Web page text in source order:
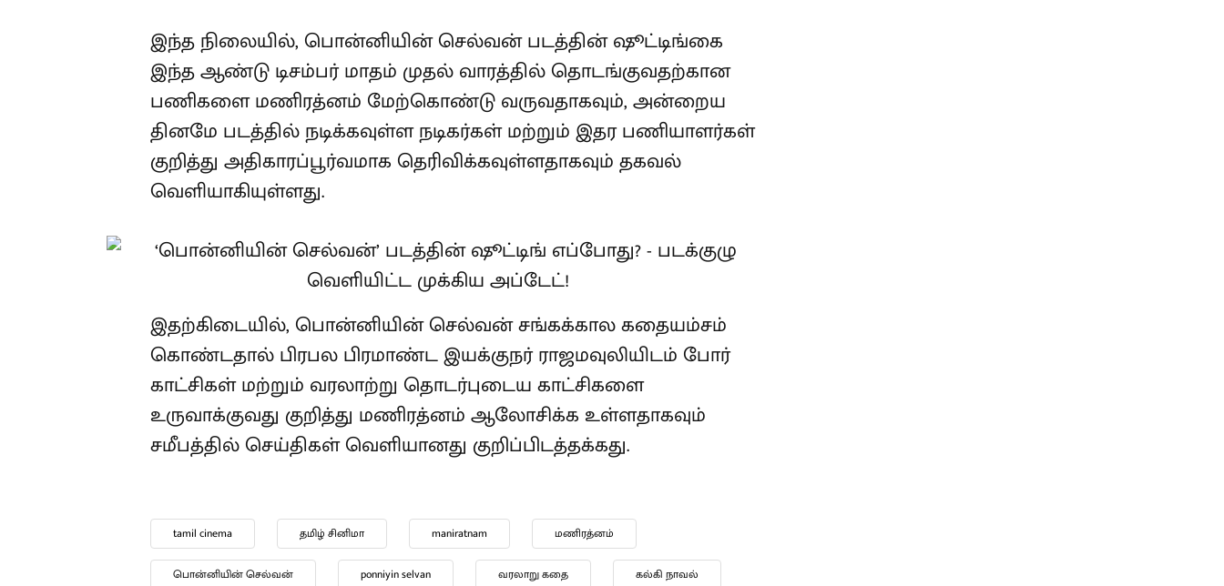
இந்த நிலையில், பொன்னியின் செல்வன் படத்தின் ஷூட்டிங்கை
இந்த ஆண்டு டிசம்பர் மாதம் முதல் வாரத்தில் தொடங்குவதற்கான
பணிகளை மணிரத்னம் மேற்கொண்டு வருவதாகவும், அன்றைய
தினமே படத்தில் நடிக்கவுள்ள நடிகர்கள் மற்றும் இதர பணியாளர்கள்
குறித்து அதிகாரப்பூர்வமாக தெரிவிக்கவுள்ளதாகவும் தகவல்
வெளியாகியுள்ளது.
இதற்கிடையில், பொன்னியின் செல்வன் சங்கக்கால கதையம்சம்
கொண்டதால் பிரபல பிரமாண்ட இயக்குநர் ராஜமவுலியிடம் போர்
காட்சிகள் மற்றும் வரலாற்று தொடர்புடைய காட்சிகளை
உருவாக்குவது குறித்து மணிரத்னம் ஆலோசிக்க உள்ளதாகவும்
சமீபத்தில் செய்திகள் வெளியானது குறிப்பிடத்தக்கது.
tamil cinema தமிழ் சினிமா maniratnam மணிரத்னம்
பொன்னியின் செல்வன் ponniyin selvan வரலாறு கதை கல்கி நாவல்